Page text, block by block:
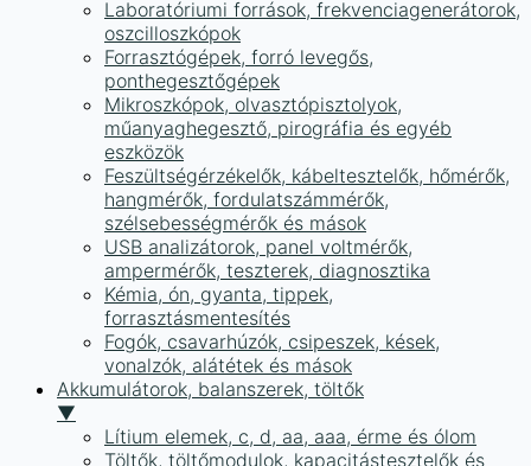
Laboratóriumi források, frekvenciagenerátorok,
oszcilloszkópok
Forrasztógépek, forró levegős,
ponthegesztőgépek
Mikroszkópok, olvasztópisztolyok,
műanyaghegesztő, pirográfia és egyéb
eszközök
Feszültségérzékelők, kábeltesztelők, hőmérők,
hangmérők, fordulatszámmérők,
szélsebességmérők és mások
USB analizátorok, panel voltmérők,
ampermérők, teszterek, diagnosztika
Kémia, ón, gyanta, tippek,
forrasztásmentesítés
Fogók, csavarhúzók, csipeszek, kések,
vonalzók, alátétek és mások
Akkumulátorok, balanszerek, töltők
▼
Lítium elemek, c, d, aa, aaa, érme és ólom
Töltők, töltőmodulok, kapacitástesztelők és